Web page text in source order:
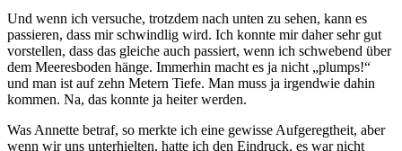
Und wenn ich versuche, trotzdem nach unten zu sehen, kann es
passieren, dass mir schwindlig wird. Ich konnte mir daher sehr gut
vorstellen, dass das gleiche auch passiert, wenn ich schwebend über
dem Meeresboden hänge. Immerhin macht es ja nicht „plumps!“
und man ist auf zehn Metern Tiefe. Man muss ja irgendwie dahin
kommen. Na, das konnte ja heiter werden.
Was Annette betraf, so merkte ich eine gewisse Aufgeregtheit, aber
wenn wir uns unterhielten, hatte ich den Eindruck, es war nicht